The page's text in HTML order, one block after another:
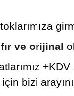
ve orijinal
bizi